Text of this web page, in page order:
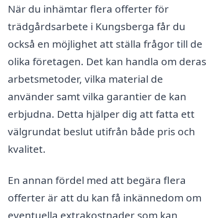
När du inhämtar flera offerter för
trädgårdsarbete i Kungsberga får du
också en möjlighet att ställa frågor till de
olika företagen. Det kan handla om deras
arbetsmetoder, vilka material de
använder samt vilka garantier de kan
erbjudna. Detta hjälper dig att fatta ett
välgrundat beslut utifrån både pris och
kvalitet.
En annan fördel med att begära flera
offerter är att du kan få inkännedom om
eventuella extrakostnader som kan